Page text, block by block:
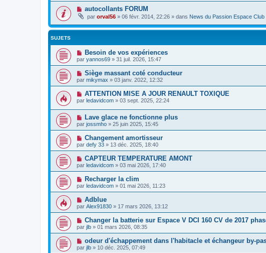
autocollants FORUM
par orval56 » 06 févr. 2014, 22:26 » dans News du Passion Espace Club
SUJETS
Besoin de vos expériences
par yannos69 » 31 juil. 2026, 15:47
Siège massant coté conducteur
par mikymax » 03 janv. 2022, 12:32
ATTENTION MISE A JOUR RENAULT TOXIQUE
par ledavidcom » 03 sept. 2025, 22:24
Lave glace ne fonctionne plus
par jossmho » 25 juin 2025, 15:45
Changement amortisseur
par defy 33 » 13 déc. 2025, 18:40
CAPTEUR TEMPERATURE AMONT
par ledavidcom » 03 mai 2026, 17:40
Recharger la clim
par ledavidcom » 01 mai 2026, 11:23
Adblue
par Alex91830 » 17 mars 2026, 13:12
Changer la batterie sur Espace V DCI 160 CV de 2017
par jlb » 01 mars 2026, 08:35
odeur d'échappement dans l'habitacle et échangeur by-
par jlb » 10 déc. 2025, 07:49